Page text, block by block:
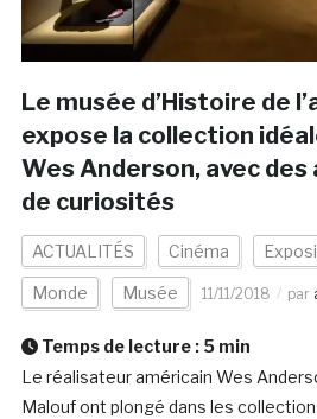
Le musée d’Histoire de
expose la collection
Wes Anderson, avec
de curiosités
ACTUALITÉS Cinéma
Monde Musée 11/11/2018 par
Temps de lecture : 5 min
Le réalisateur américain Wes
Malouf ont plongé dans les